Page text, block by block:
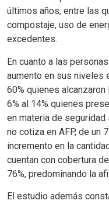
últimos años, entre las
compostaje, uso de
excedentes.
En cuanto a las
aumento en sus niveles
60% quienes
6% al 14% quienes
en materia de
no cotiza en AFP, de un
incremento en la
cuentan con cobertura
76%, predominando la
El estudio además